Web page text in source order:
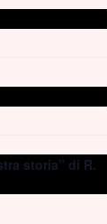
storia” di R.